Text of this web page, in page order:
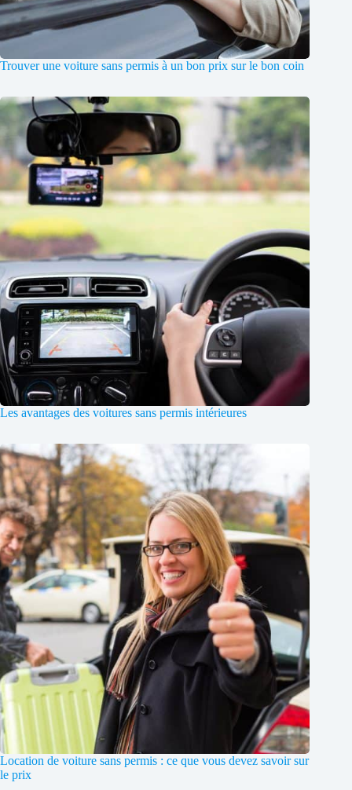
Trouver une voiture sans permis à un bon prix sur le bon coin
Les avantages des voitures sans permis intérieures
Location de voiture sans permis : ce que vous devez savoir sur
le prix